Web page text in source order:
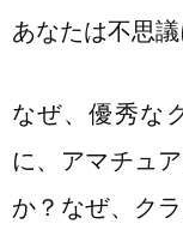
あなたは不思
なぜ、優秀な
に、アマチュ
か？なぜ、ク